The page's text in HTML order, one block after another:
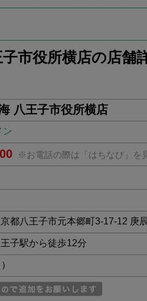
市役所横店の店舗
八王子市役所横店
ン
※お電話の際は「はちなび」を
都八王子市元本郷町3-17-12 庚
子駅から徒歩12分